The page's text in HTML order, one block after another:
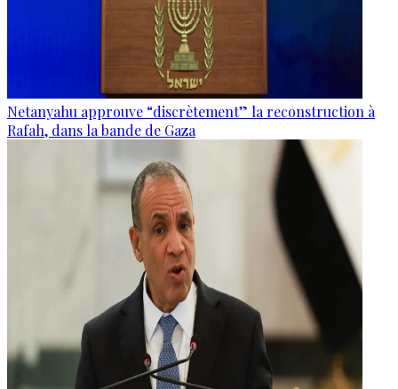
Netanyahu approuve “discrètement” la reconstruction à
Rafah, dans la bande de Gaza